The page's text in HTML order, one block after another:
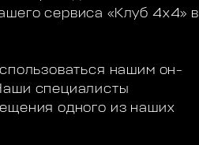
сервиса «Клуб 4х4» в
нашим он-
специалисты
одного из наших